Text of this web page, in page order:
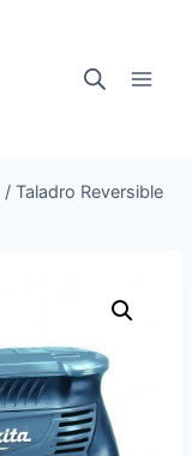
/ Taladro Reversible